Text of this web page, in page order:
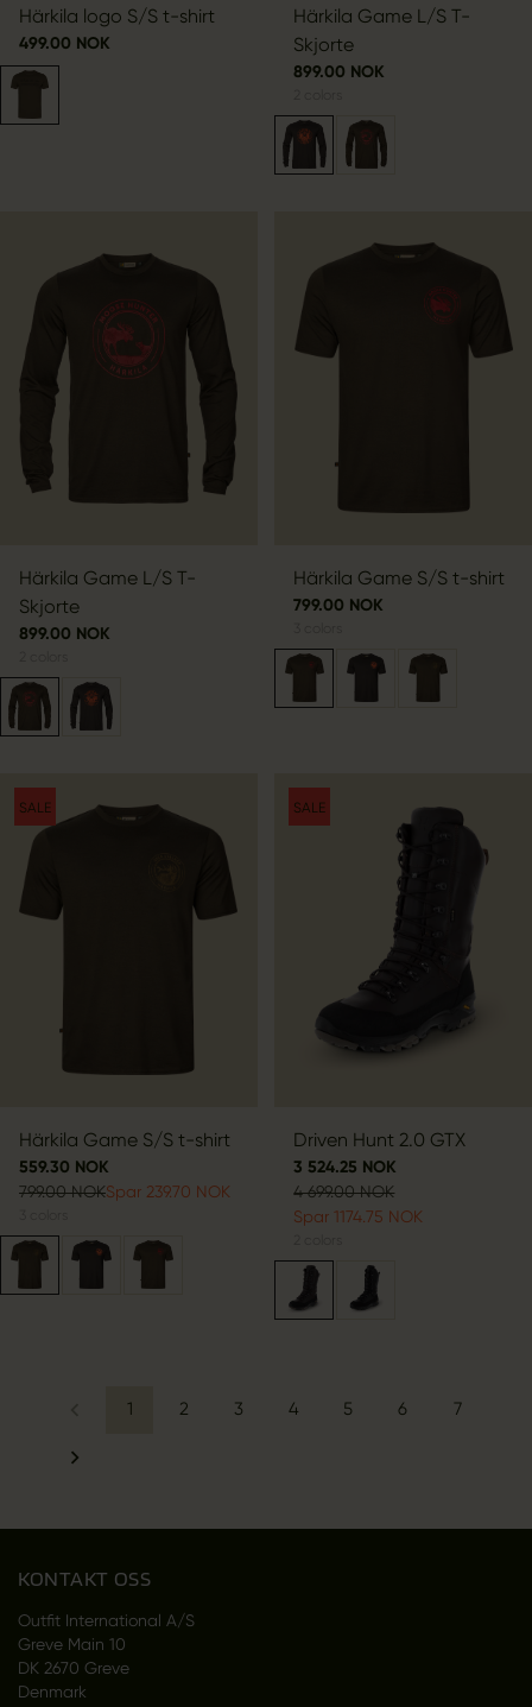
Härkila logo S/S t-shirt
499.00 NOK
Härkila Game L/S T-
Skjorte
899.00 NOK
Härkila Game L/S T-
Skjorte
899.00 NOK
Härkila Game S/S t-shirt
799.00 NOK
SALE
Härkila Game S/S t-shirt
559.30 NOK
799.00 NOKSpar 239.70 NOK
SALE
Driven Hunt 2.0 GTX
3 524.25 NOK
4 699.00 NOK
Spar 1174.75 NOK
1 2 3 4 5 6 7
KONTAKT OSS
Outfit International A/S
Greve Main 10
DK 2670 Greve
Denmark